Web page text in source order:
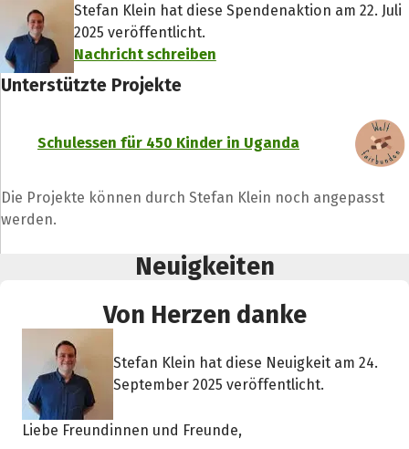
Stefan Klein hat diese Spendenaktion am 22. Juli
2025 veröffentlicht.
Nachricht schreiben
Unterstützte Projekte
Schulessen für 450 Kinder in Uganda
Die Projekte können durch Stefan Klein noch angepasst
werden.
Neuigkeiten
Von Herzen danke
Stefan Klein hat diese Neuigkeit am 24.
September 2025 veröffentlicht.
Liebe Freundinnen und Freunde,